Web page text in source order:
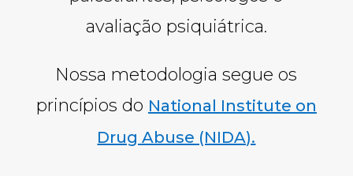
avaliação psiquiátrica.
Nossa metodologia segue os
princípios do National Institute on
Drug Abuse (NIDA).